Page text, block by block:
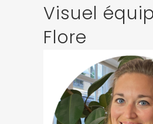
Visuel
Flore